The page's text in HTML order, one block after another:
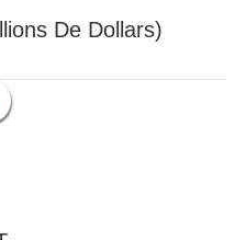
De Dollars)